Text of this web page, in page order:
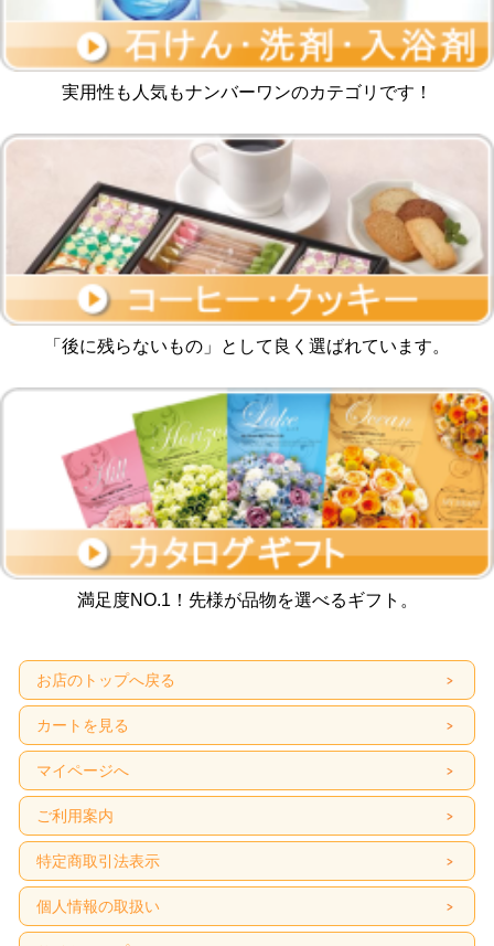
実用性も人気もナンバーワンのカテゴリです！
「後に残らないもの」として良く選ばれています。
満足度NO.1！先様が品物を選べるギフト。
お店のトップへ戻る
カートを見る
マイページへ
ご利用案内
特定商取引法表示
個人情報の取扱い